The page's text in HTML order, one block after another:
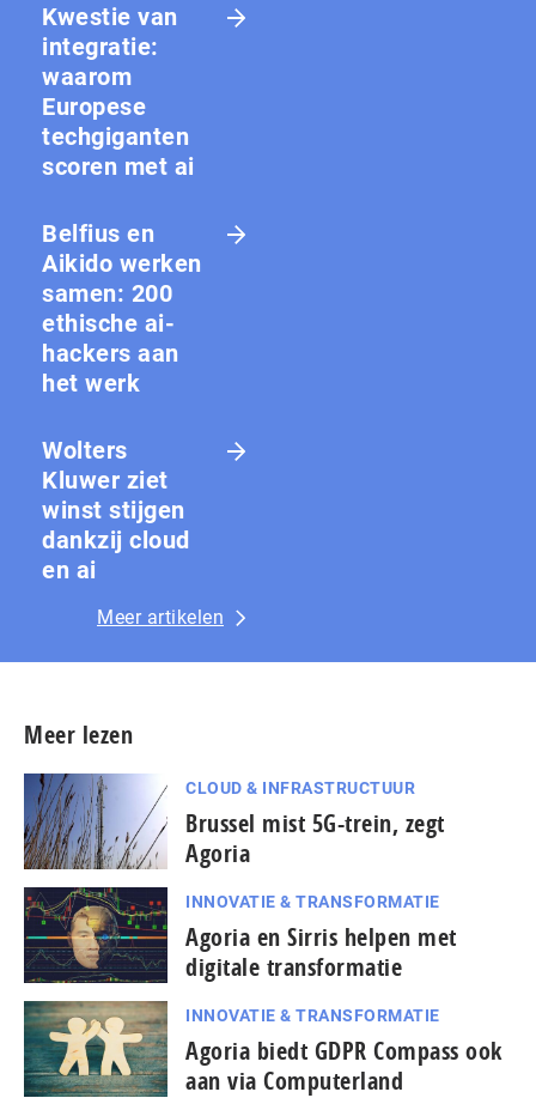
Kwestie van
integratie:
waarom
Europese
techgiganten
scoren met ai
Belfius en
Aikido werken
samen: 200
ethische ai-
hackers aan
het werk
Wolters
Kluwer ziet
winst stijgen
dankzij cloud
en ai
Meer artikelen
Meer lezen
CLOUD & INFRASTRUCTUUR
Brussel mist 5G-trein, zegt
Agoria
INNOVATIE & TRANSFORMATIE
Agoria en Sirris helpen met
digitale transformatie
INNOVATIE & TRANSFORMATIE
Agoria biedt GDPR Compass ook
aan via Computerland